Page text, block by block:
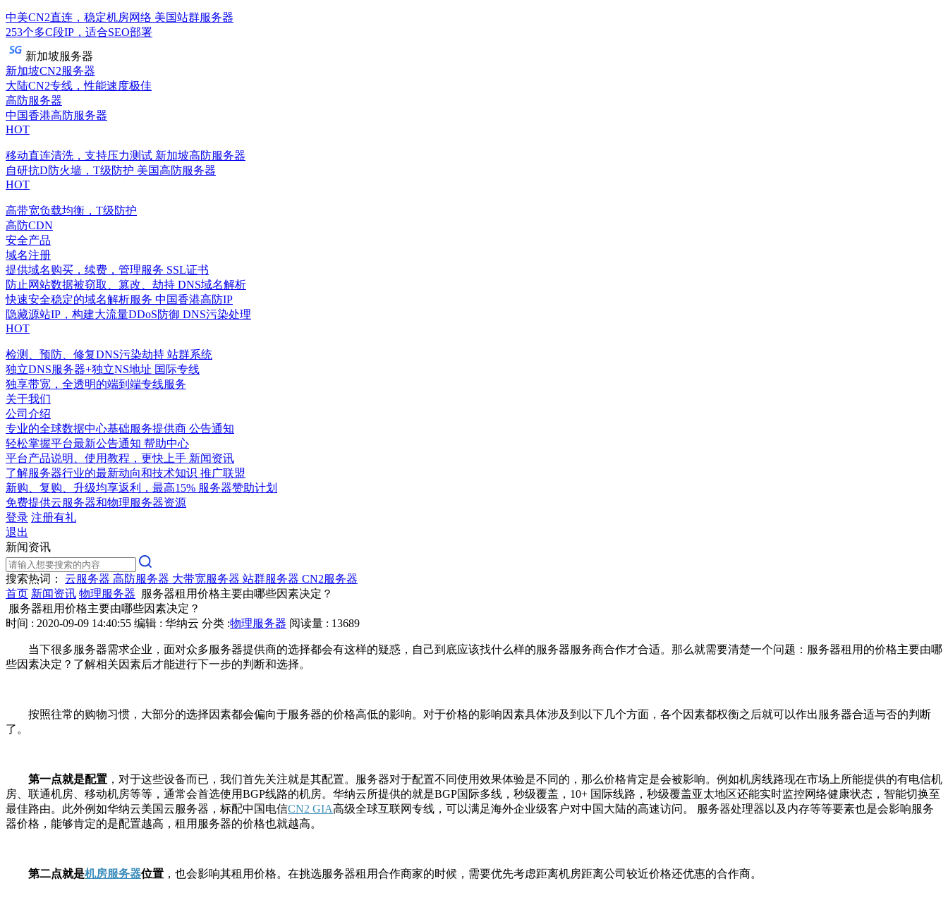
中美CN2直连，稳定机房网络 美国站群服务器
253个多C段IP，适合SEO部署
新加坡服务器
新加坡CN2服务器
大陆CN2专线，性能速度极佳
高防服务器
中国香港高防服务器
HOT
移动直连清洗，支持压力测试 新加坡高防服务器
自研抗D防火墙，T级防护 美国高防服务器
HOT
高带宽负载均衡，T级防护
高防CDN
安全产品
域名注册
提供域名购买，续费，管理服务 SSL证书
防止网站数据被窃取、篡改、劫持 DNS域名解析
快速安全稳定的域名解析服务 中国香港高防IP
隐藏源站IP，构建大流量DDoS防御 DNS污染处理
HOT
检测、预防、修复DNS污染劫持 站群系统
独立DNS服务器+独立NS地址 国际专线
独享带宽，全透明的端到端专线服务
关于我们
公司介绍
专业的全球数据中心基础服务提供商 公告通知
轻松掌握平台最新公告通知 帮助中心
平台产品说明、使用教程，更快上手 新闻资讯
了解服务器行业的最新动向和技术知识 推广联盟
新购、复购、升级均享返利，最高15% 服务器赞助计划
免费提供云服务器和物理服务器资源
登录 注册有礼
退出
新闻资讯
搜索热词： 云服务器 高防服务器 大带宽服务器 站群服务器 CN2服务器
首页 新闻资讯 物理服务器
服务器租用价格主要由哪些因素决定？
服务器租用价格主要由哪些因素决定？
时间 : 2020-09-09 14:40:55 编辑 : 华纳云 分类 :物理服务器 阅读量 : 13689
当下很多服务器需求企业，面对众多服务器提供商的选择都会有这样的疑惑，自己到底应该找什么样的服务器服务商合作才合适。那么就需要清楚一个问题：服务器租用的价格主要由哪
些因素决定？了解相关因素后才能进行下一步的判断和选择。
按照往常的购物习惯，大部分的选择因素都会偏向于服务器的价格高低的影响。对于价格的影响因素具体涉及到以下几个方面，各个因素都权衡之后就可以作出服务器合适与否的判断
了。
第一点就是配置 ，对于这些设备而已，我们首先关注就是其配置。服务器对于配置不同使用效果体验是不同的，那么价格肯定是会被影响。例如机房线路现在市场上所能提供的有电信机
房、联通机房、移动机房等等，通常会首选使用BGP线路的机房。华纳云所提供的就是BGP国际多线，秒级覆盖，10+ 国际线路，秒级覆盖亚太地区还能实时监控网络健康状态，智能切换至
最佳路由。此外例如华纳云美国云服务器，标配中国电信CN2 GIA高级全球互联网专线，可以满足海外企业级客户对中国大陆的高速访问。 服务器处理器以及内存等等要素也是会影响服务
器价格，能够肯定的是配置越高，租用服务器的价格也就越高。
第二点就是机房服务器位置 ，也会影响其租用价格。在挑选服务器租用合作商家的时候，需要优先考虑距离机房距离公司较近价格还优惠的合作商。